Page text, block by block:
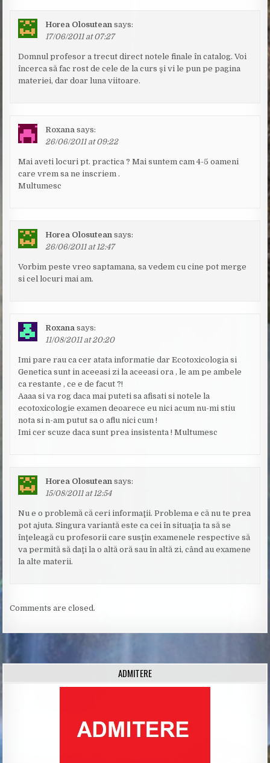
Horea Olosutean says:
17/06/2011 at 07:27
Domnul profesor a trecut direct notele finale în catalog. Voi
încerca să fac rost de cele de la curs şi vi le pun pe pagina
materiei, dar doar luna viitoare.
Roxana says:
26/06/2011 at 09:22
Mai aveti locuri pt. practica ? Mai suntem cam 4-5 oameni
care vrem sa ne inscriem .
Multumesc
Horea Olosutean says:
26/06/2011 at 12:47
Vorbim peste vreo saptamana, sa vedem cu cine pot merge
si cel locuri mai am.
Roxana says:
11/08/2011 at 20:20
Imi pare rau ca cer atata informatie dar Ecotoxicologia si
Genetica sunt in aceeasi zi la aceeasi ora , le am pe ambele
ca restante , ce e de facut ?!
Aaaa si va rog daca mai puteti sa afisati si notele la
ecotoxicologie examen deoarece eu nici acum nu-mi stiu
nota si n-am putut sa o aflu nici cum !
Imi cer scuze daca sunt prea insistenta ! Multumesc
Horea Olosutean says:
15/08/2011 at 12:54
Nu e o problemă că ceri informaţii. Problema e că nu te prea
pot ajuta. Singura variantă este ca cei în situaţia ta să se
înţeleagă cu profesorii care susţin examenele respective să
va permită să daţi la o altă oră sau în altă zi, când au examene
la alte materii.
Comments are closed.
ADMITERE